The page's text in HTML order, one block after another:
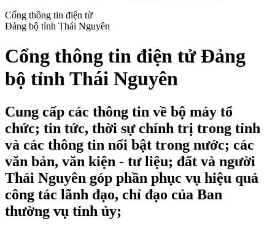
Cổng thông tin điện tử
Đảng bộ tỉnh Thái Nguyên
Cổng thông tin điện tử Đảng
bộ tỉnh Thái Nguyên
Cung cấp các thông tin về bộ máy tổ
chức; tin tức, thời sự chính trị trong tỉnh
và các thông tin nổi bật trong nước; các
văn bản, văn kiện - tư liệu; đất và người
Thái Nguyên góp phần phục vụ hiệu quả
công tác lãnh đạo, chỉ đạo của Ban
thường vụ tỉnh ủy;